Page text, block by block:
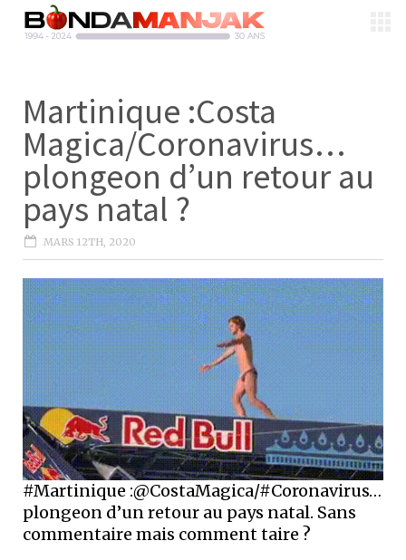
Martinique :Costa
Magica/Coronavirus…
plongeon d’un retour au
pays natal ?
MARS 12TH, 2020
#Martinique :@CostaMagica/#Coronavirus…
plongeon d’un retour au pays natal. Sans
commentaire mais comment taire ?